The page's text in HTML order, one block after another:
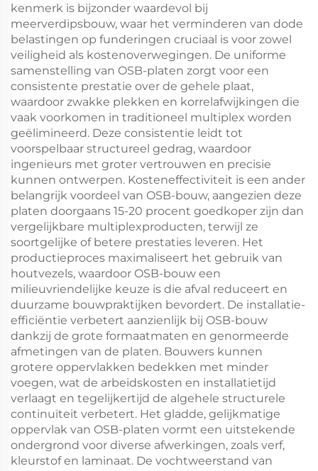
kenmerk is bijzonder waardevol bij
meerverdipsbouw, waar het verminderen van dode
belastingen op funderingen cruciaal is voor zowel
veiligheid als kostenoverwegingen. De uniforme
samenstelling van OSB-platen zorgt voor een
consistente prestatie over de gehele plaat,
waardoor zwakke plekken en korrelafwijkingen die
vaak voorkomen in traditioneel multiplex worden
geëlimineerd. Deze consistentie leidt tot
voorspelbaar structureel gedrag, waardoor
ingenieurs met groter vertrouwen en precisie
kunnen ontwerpen. Kosteneffectiviteit is een ander
belangrijk voordeel van OSB-bouw, aangezien deze
platen doorgaans 15-20 procent goedkoper zijn dan
vergelijkbare multiplexproducten, terwijl ze
soortgelijke of betere prestaties leveren. Het
productieproces maximaliseert het gebruik van
houtvezels, waardoor OSB-bouw een
milieuvriendelijke keuze is die afval reduceert en
duurzame bouwpraktijken bevordert. De installatie-
efficiëntie verbetert aanzienlijk bij OSB-bouw
dankzij de grote formaatmaten en genormeerde
afmetingen van de platen. Bouwers kunnen
grotere oppervlakken bedekken met minder
voegen, wat de arbeidskosten en installatietijd
verlaagt en tegelijkertijd de algehele structurele
continuïteit verbetert. Het gladde, gelijkmatige
oppervlak van OSB-platen vormt een uitstekende
ondergrond voor diverse afwerkingen, zoals verf,
kleurstof en laminaat. De vochtweerstand van